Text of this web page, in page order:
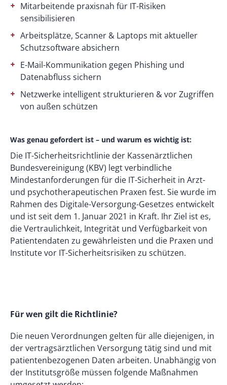
Mitarbeitende praxisnah für IT-Risiken
sensibilisieren
Arbeitsplätze, Scanner & Laptops mit aktueller
Schutzsoftware absichern
E-Mail-Kommunikation gegen Phishing und
Datenabfluss sichern
Netzwerke intelligent strukturieren & vor Zugriffen
von außen schützen
Was genau gefordert ist – und warum es wichtig ist:
Die IT-Sicherheitsrichtlinie der Kassenärztlichen
Bundesvereinigung (KBV) legt verbindliche
Mindestanforderungen für die IT-Sicherheit in Arzt-
und psychotherapeutischen Praxen fest. Sie wurde im
Rahmen des Digitale-Versorgung-Gesetzes entwickelt
und ist seit dem 1. Januar 2021 in Kraft. Ihr Ziel ist es,
die Vertraulichkeit, Integrität und Verfügbarkeit von
Patientendaten zu gewährleisten und die Praxen und
Institute vor IT-Sicherheitsrisiken zu schützen.
Für wen gilt die Richtlinie?
Die neuen Verordnungen gelten für alle diejenigen, in
der vertragsärztlichen Versorgung tätig sind und mit
patientenbezogenen Daten arbeiten. Unabhängig von
der Institutsgröße müssen folgende Maßnahmen